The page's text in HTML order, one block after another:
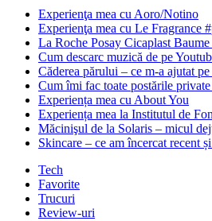
Experienţa mea cu Aoro/Notino
Experienţa mea cu Le Fragrance
La Roche Posay Cicaplast
Cum descarc muzică de pe
Căderea părului – ce m-a ajutat
Cum îmi fac toate postările
Experiența mea cu About You
Experiența mea la Institutul de
Măcinişul de la Solaris – micul
Skincare – ce am încercat recent
Tech
Favorite
Trucuri
Review-uri